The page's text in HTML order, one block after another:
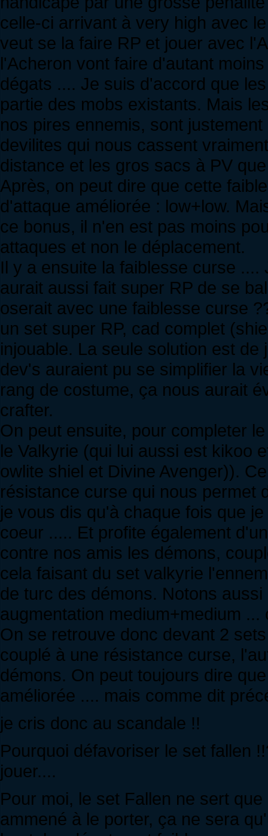
celle-ci arrivant à very high avec
veut se la faire RP et jouer avec
l'Acheron vont faire d'autant
dégats .... Je suis d'accord que
partie des mobs existants. Mais
nos pires ennemis, sont
devilites qui nous cassent
distance et les gros sacs à PV
Après, on peut dire que cette
d'attaque améliorée : low+low.
ce bonus, il n'en est pas moins
attaques et non le déplacement.
Il y a ensuite la faiblesse curse
aurait aussi fait super RP de se
oserait avec une faiblesse curse
un set super RP, cad complet
injouable. La seule solution est
dev's auraient pu se simplifier la
rang de costume, ça nous aurait
crafter.
On peut ensuite, pour completer
le Valkyrie (qui lui aussi est kikoo
owlite shiel et Divine Avenger)).
résistance curse qui nous permet
je vous dis qu'à chaque fois que
coeur ..... Et profite également
contre nos amis les démons,
cela faisant du set valkyrie
de turc des démons. Notons
augmentation medium+medium
On se retrouve donc devant 2
couplé à une résistance curse,
démons. On peut toujours dire
améliorée .... mais comme dit
je cris donc au scandale !!
Pourquoi défavoriser le set fallen
jouer....
Pour moi, le set Fallen ne sert
ammené à le porter, ça ne sera